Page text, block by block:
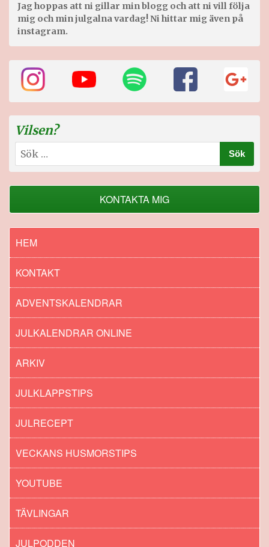
Jag hoppas att ni gillar min blogg och att ni vill följa
mig och min julgalna vardag! Ni hittar mig även på
instagram.
Vilsen?
Sök
efter:
KONTAKTA MIG
HEM
KONTAKT
ADVENTSKALENDRAR
JULKALENDRAR ONLINE
ARKIV
JULKLAPPSTIPS
JULRECEPT
VECKANS HUSMORSTIPS
YOUTUBE
TÄVLINGAR
JULPODDEN